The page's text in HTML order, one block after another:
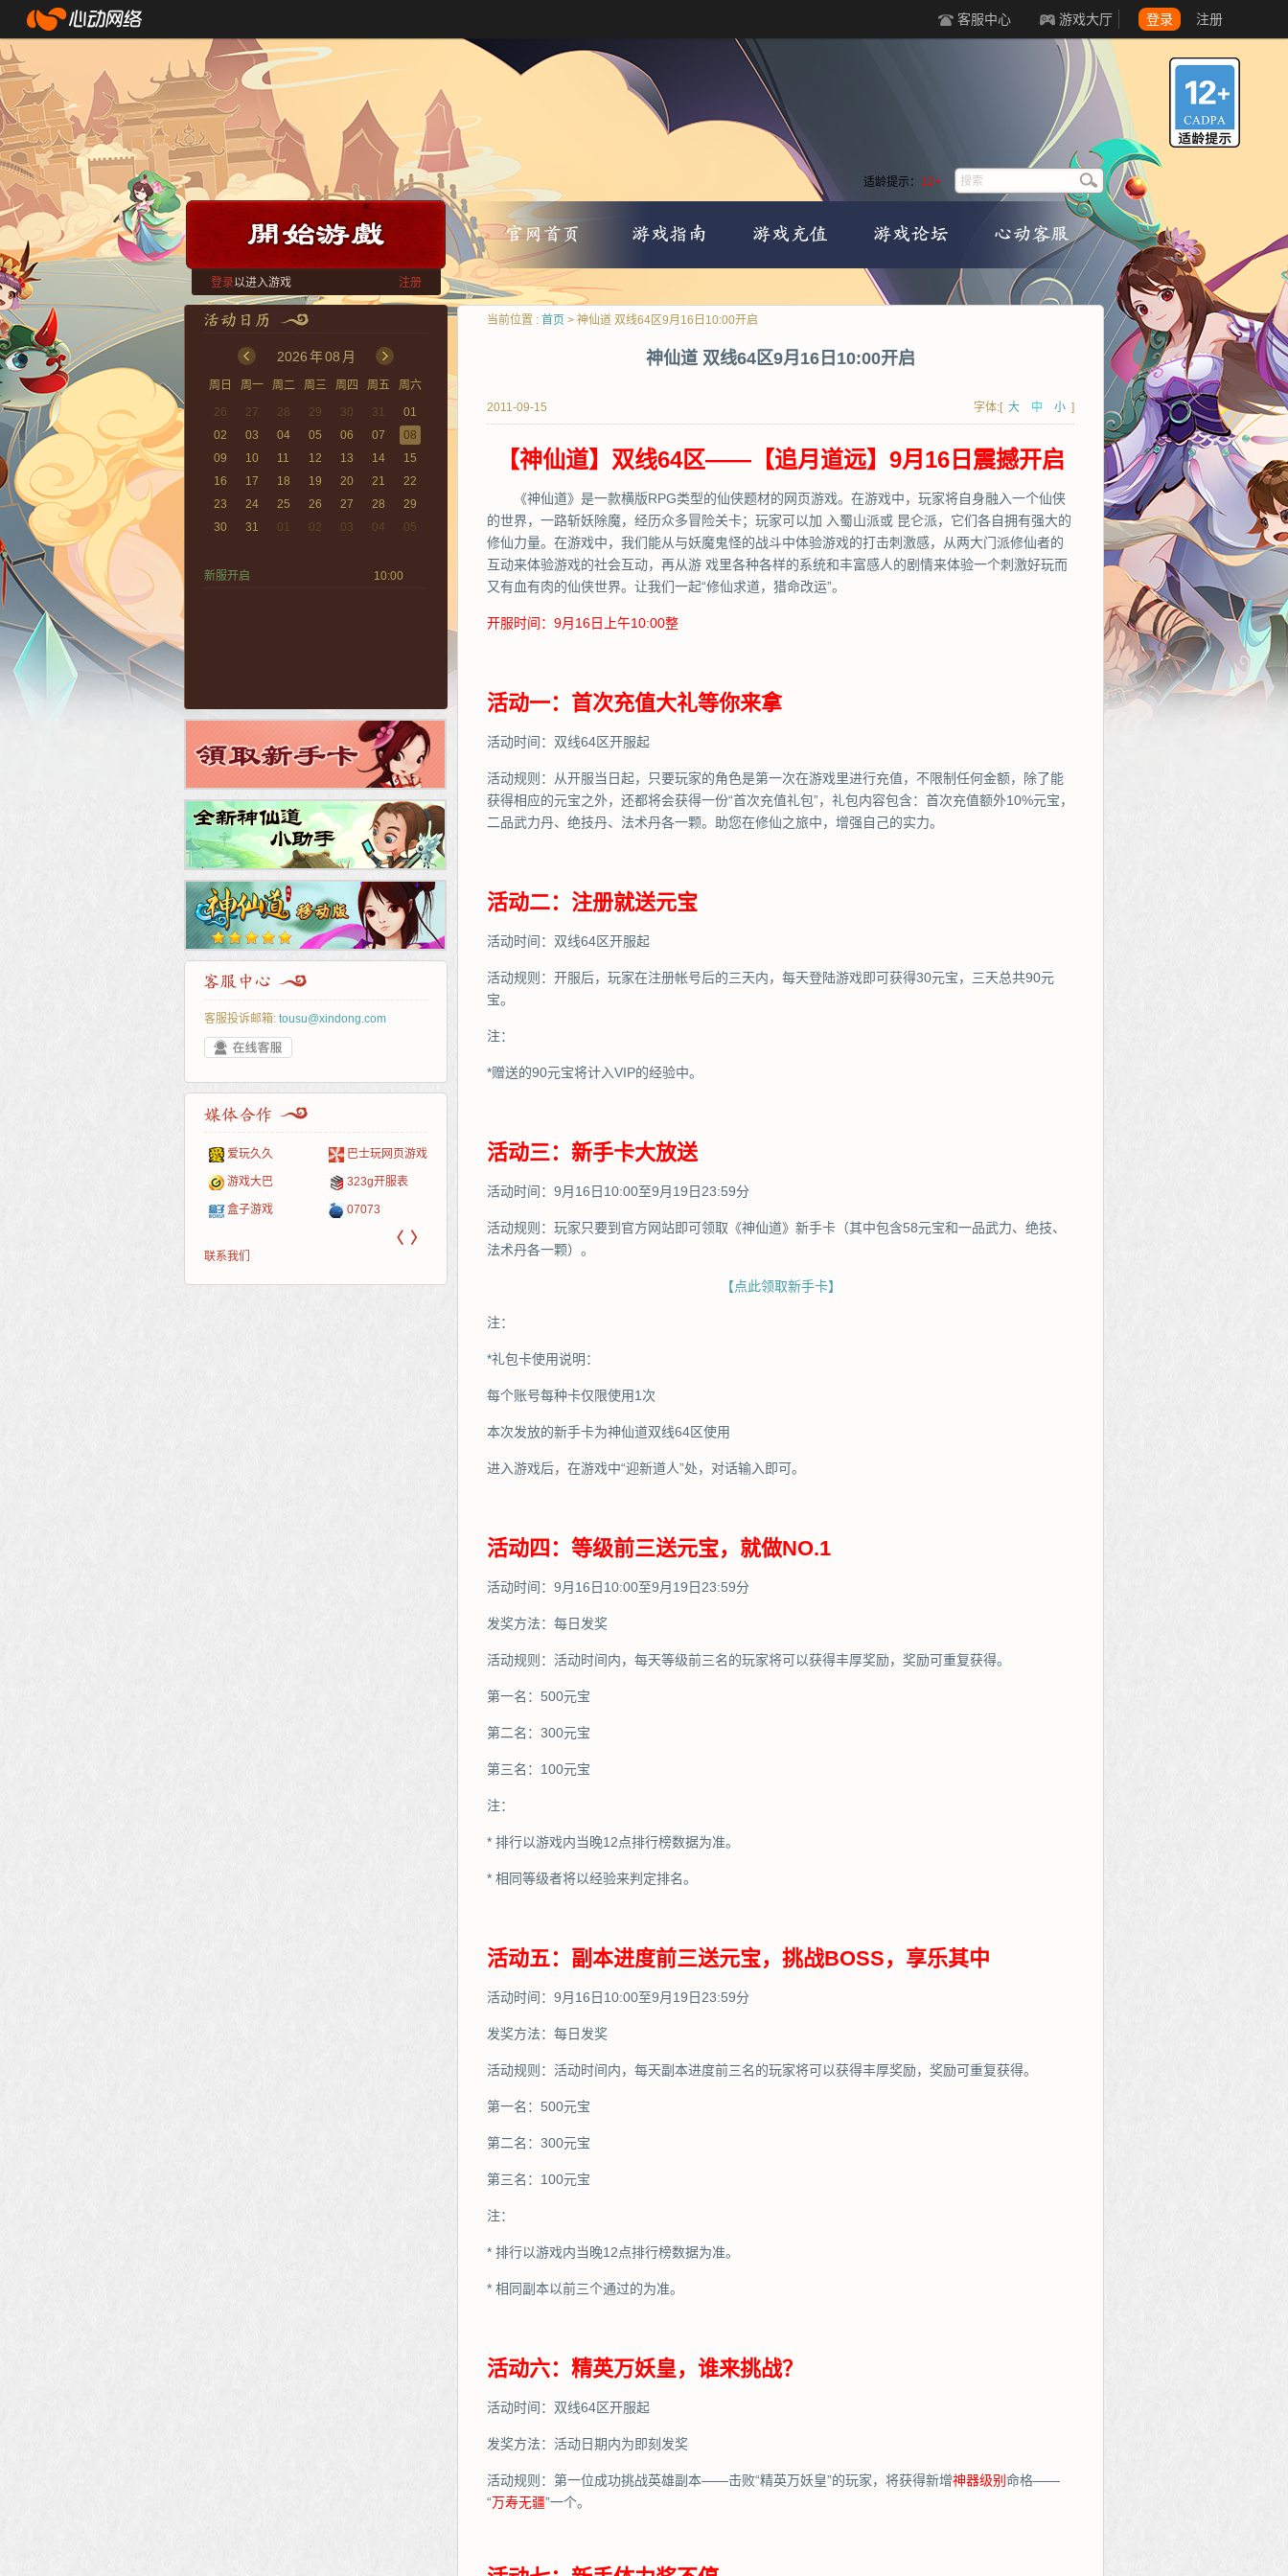
客服中心 游戏大厅 登录 注册
登录以进入游戏 注册
适龄提示： 12+
2026年08 月
周日 周一 周二 周三 周四 周五
周六
26
27 28 29 30 31
01
02
03 04 05 06 07
08
09
10 11 12 13 14
15
16
17 18 19 20 21
22
23
24 25 26 27 28
29
30
31 01 02 03 04 05
新服开启 10:00
客服投诉邮箱: tousu@xindong.com
爱玩久久 巴士玩网页游戏
游戏大巴 323g开服表
盒子游戏 07073
页游网
腾讯游戏
多玩
pcgame
游一游
游侠网页游戏
开服网
斗蟹网页游戏
〈 〉
联系我们
当前位置 : 首页 > 神仙道 双线64区9月16日10:00开启
神仙道 双线64区9月16日10:00开启
2011-09-15 字体:[ 大 中 小 ]
【神仙道】双线64区——【追月道远】9月16日震撼开启
《神仙道》是一款横版RPG类型的仙侠题材的网页游戏。在游戏中，玩家将自身融入一个仙侠
的世界，一路斩妖除魔，经历众多冒险关卡；玩家可以加 入蜀山派或 昆仑派，它们各自拥有强大的
修仙力量。在游戏中，我们能从与妖魔鬼怪的战斗中体验游戏的打击刺激感，从两大门派修仙者的
互动来体验游戏的社会互动，再从游 戏里各种各样的系统和丰富感人的剧情来体验一个刺激好玩而
又有血有肉的仙侠世界。让我们一起“修仙求道，猎命改运”。
开服时间：9月16日上午10:00整
活动一：首次充值大礼等你来拿
活动时间：双线64区开服起
活动规则：从开服当日起，只要玩家的角色是第一次在游戏里进行充值，不限制任何金额，除了能
获得相应的元宝之外，还都将会获得一份“首次充值礼包”，礼包内容包含：首次充值额外10%元宝，
二品武力丹、绝技丹、法术丹各一颗。助您在修仙之旅中，增强自己的实力。
活动二：注册就送元宝
活动时间：双线64区开服起
活动规则：开服后，玩家在注册帐号后的三天内，每天登陆游戏即可获得30元宝，三天总共90元
宝。
注：
*赠送的90元宝将计入VIP的经验中。
活动三：新手卡大放送
活动时间：9月16日10:00至9月19日23:59分
活动规则：玩家只要到官方网站即可领取《神仙道》新手卡（其中包含58元宝和一品武力、绝技、
法术丹各一颗）。
【点此领取新手卡】
注：
*礼包卡使用说明：
每个账号每种卡仅限使用1次
本次发放的新手卡为神仙道双线64区使用
进入游戏后，在游戏中“迎新道人”处，对话输入即可。
活动四：等级前三送元宝，就做NO.1
活动时间：9月16日10:00至9月19日23:59分
发奖方法：每日发奖
活动规则：活动时间内，每天等级前三名的玩家将可以获得丰厚奖励，奖励可重复获得。
第一名：500元宝
第二名：300元宝
第三名：100元宝
注：
* 排行以游戏内当晚12点排行榜数据为准。
* 相同等级者将以经验来判定排名。
活动五：副本进度前三送元宝，挑战BOSS，享乐其中
活动时间：9月16日10:00至9月19日23:59分
发奖方法：每日发奖
活动规则：活动时间内，每天副本进度前三名的玩家将可以获得丰厚奖励，奖励可重复获得。
第一名：500元宝
第二名：300元宝
第三名：100元宝
注：
* 排行以游戏内当晚12点排行榜数据为准。
* 相同副本以前三个通过的为准。
活动六：精英万妖皇，谁来挑战？
活动时间：双线64区开服起
发奖方法：活动日期内为即刻发奖
活动规则：第一位成功挑战英雄副本——击败“精英万妖皇”的玩家，将获得新增神器级别 命格——
“万寿无疆”一个。